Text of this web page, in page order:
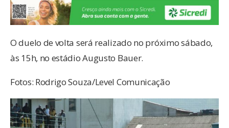
O duelo de volta será realizado no próximo sábado,
às 15h, no estádio Augusto Bauer.
Fotos: Rodrigo Souza/Level Comunicação